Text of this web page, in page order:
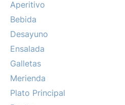
Aperitivo
Bebida
Desayuno
Ensalada
Galletas
Merienda
Plato Principal